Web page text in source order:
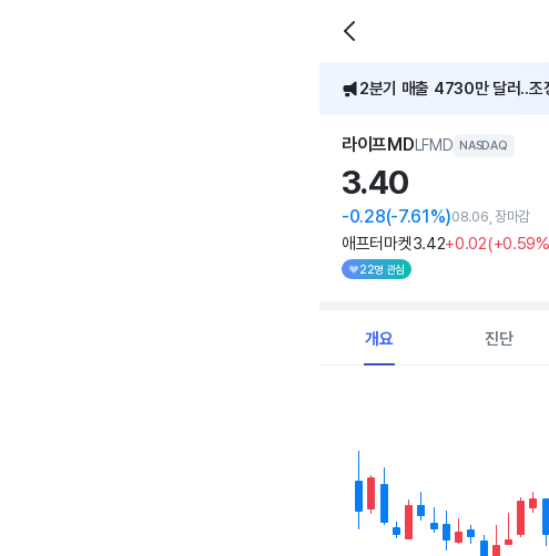
2분기 매출 4730만 달러..
라이프MDLFMD NASDAQ
3.40
-0.28(-7.61%)08.06, 장마감
애프터마켓3.42+0.02(+0
22명 관심
개요 진단
The chart has 1 X axis
The chart has 1 Y axis